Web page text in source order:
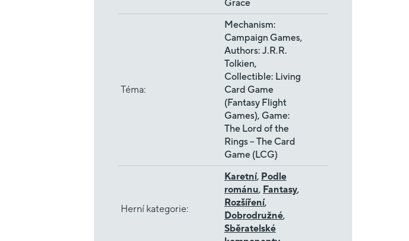
Grace
Téma:
Mechanism:
Campaign Games,
Authors: J.R.R.
Tolkien,
Collectible: Living
Card Game
(Fantasy Flight
Games), Game:
The Lord of the
Rings – The Card
Game (LCG)
Herní kategorie:
Karetní, Podle
románu, Fantasy,
Rozšíření,
Dobrodružné,
Sběratelské